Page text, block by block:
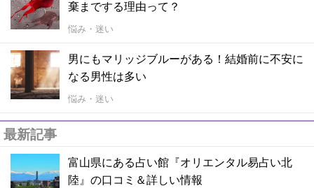
棄までする理由って？
悩み・迷い
男にもマリッジブルーがある！結婚前に不安に
なる男性は多い
悩み・迷い
最新記事
富山県にある占い館『オリエンタル易占い北
陸』の口コミ＆詳しい情報